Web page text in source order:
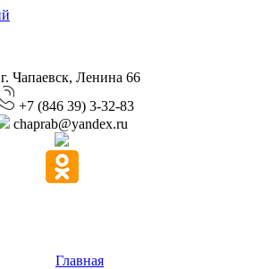
г. Чапаевск, Ленина 66
+7 (846 39) 3-32-83
chaprab@yandex.ru
Главная